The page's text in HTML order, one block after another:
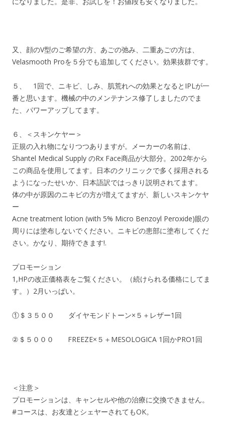
又、顔のV型のご希望の方、あごの弛み、二重あごの方は、
Velasmooth Proを５分でも追加してください。効果抜群です。
５、 1回で、ニキビ、しみ、肌荒れへの効果となるとIPLが一
番と思います。機械の中のメンテナンス修了しましたのでま
た、パワーアップしてます。
６、＜スキンケヤー＞
正規の入れ物になりつつありますが。メーカーの名前は、
Shantel Medical Supply のRx Face商品が大部分。2002年から
この商品を使用してます。日本のクリニックで多く採用される
ようになったせいか、日本語訳ではっきり説明されてます。
体の中が原因のニキビの方が増えてますが、新しいスキンケヤ
ー
Acne treatment lotion (with 5% Micro Benzoyl Peroxide)眼の
周りには塗布しないでください。ニキビの患部に塗布してくだ
さい。かなり、期待できます!.
プロモーション
1,HPの改正価格表をご覧ください。（続けられる価格にしてま
す。）2月いっぱい。
①＄３５００ ダイヤモンドトーン×５＋レザー1回
②＄５０００ FREEZE×５＋MESOLOGICA 1回かPRO1回
＜注意＞
プロモーションは、キャンセルや他の治療に交換できません。
#コースは、お友達とシェヤーされてもOK。